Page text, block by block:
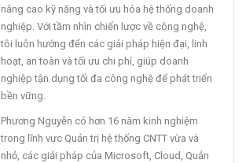
nâng cao kỹ năng và tối ưu hóa hệ thống doanh
nghiệp. Với tầm nhìn chiến lược về công nghệ,
tôi luôn hướng đến các giải pháp hiện đại, linh
hoạt, an toàn và tối ưu chi phí, giúp doanh
nghiệp tận dụng tối đa công nghệ để phát triển
bền vững.
Phương Nguyễn có hơn 16 năm kinh nghiệm
trong lĩnh vực Quản trị hệ thống CNTT vừa và
nhỏ, các giải pháp của Microsoft, Cloud, Quản